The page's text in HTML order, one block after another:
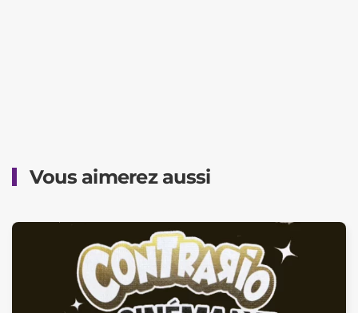
Vous aimerez aussi